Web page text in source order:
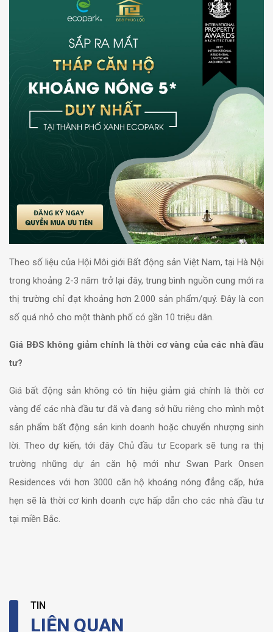
Theo số liệu của Hội Môi giới Bất động sản Việt Nam, tại Hà Nội
trong khoảng 2-3 năm trở lại đây, trung bình nguồn cung mới ra
thị trường chỉ đạt khoảng hơn 2.000 sản phẩm/quý. Đây là con
số quá nhỏ cho một thành phố có gần 10 triệu dân.
Giá BĐS không giảm chính là thời cơ vàng của các nhà đầu
tư?
Giá bất động sản không có tín hiệu giảm giá chính là thời cơ
vàng để các nhà đầu tư đã và đang sở hữu riêng cho mình một
sản phẩm bất động sản kinh doanh hoặc chuyển nhượng sinh
lời. Theo dự kiến, tới đây Chủ đầu tư Ecopark sẽ tung ra thị
trường những dự án căn hộ mới như Swan Park Onsen
Residences với hơn 3000 căn hộ khoáng nóng đẳng cấp, hứa
hẹn sẽ là thời cơ kinh doanh cực hấp dẫn cho các nhà đầu tư
tại miền Bắc.
TIN
LIÊN QUAN